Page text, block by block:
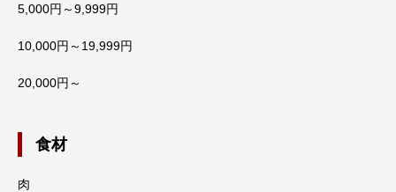
5,000円～9,999円
10,000円～19,999円
20,000円～
食材
肉